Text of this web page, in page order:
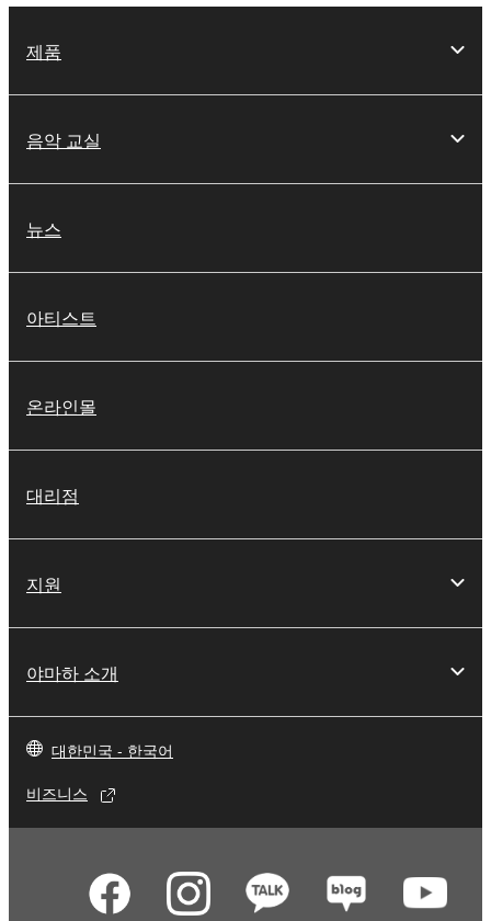
제품
음악 교실
뉴스
아티스트
온라인몰
대리점
지원
야마하 소개
대한민국 - 한국어
비즈니스